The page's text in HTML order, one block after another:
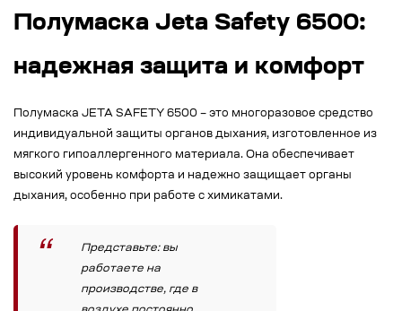
Полумаска Jeta Safety 6500:
надежная защита и комфорт
Полумаска JETA SAFETY 6500 – это многоразовое средство
индивидуальной защиты органов дыхания, изготовленное из
мягкого гипоаллергенного материала. Она обеспечивает
высокий уровень комфорта и надежно защищает органы
дыхания, особенно при работе с химикатами.
Представьте: вы
работаете на
производстве, где в